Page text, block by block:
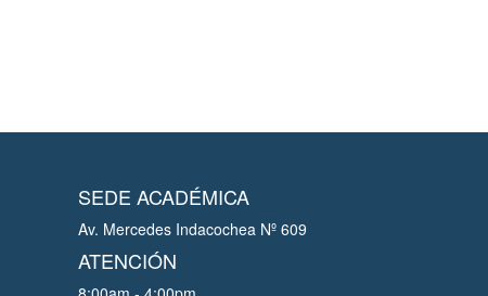
SEDE ACADÉMICA
Av. Mercedes Indacochea Nº 609
ATENCIÓN